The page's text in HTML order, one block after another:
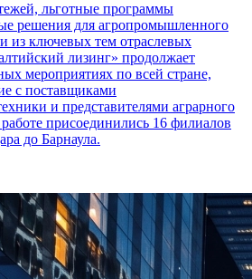
льготные программы
решения для агропромышленного
из ключевых тем отраслевых
лизинг» продолжает
мероприятиях по всей стране,
с поставщиками
и представителями аграрного
присоединились 16 филиалов
до Барнаула.